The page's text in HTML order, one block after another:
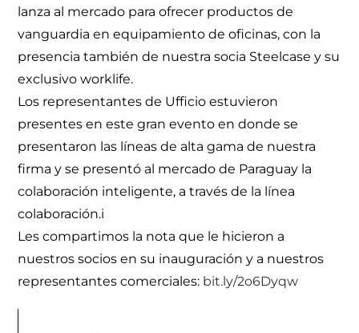
lanza al mercado para ofrecer productos de
vanguardia en equipamiento de oficinas, con la
presencia también de nuestra socia Steelcase y su
exclusivo worklife.
Los representantes de Ufficio estuvieron
presentes en este gran evento en donde se
presentaron las líneas de alta gama de nuestra
firma y se presentó al mercado de Paraguay la
colaboración inteligente, a través de la línea
colaboración.i
Les compartimos la nota que le hicieron a
nuestros socios en su inauguración y a nuestros
representantes comerciales: bit.ly/2o6Dyqw